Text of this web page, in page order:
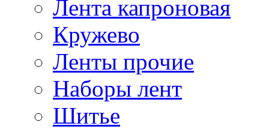
Лента капроновая
Кружево
Ленты прочие
Наборы лент
Шитье